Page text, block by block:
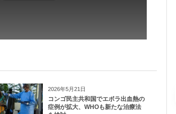
2026年5月21日
コンゴ民主共和国でエボラ出血熱の
症例が拡大、WHOも新たな治療法